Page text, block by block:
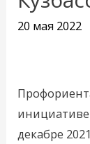
20 мая 2022
инициативе
декабре
проекта
«Дни
в
2022
году